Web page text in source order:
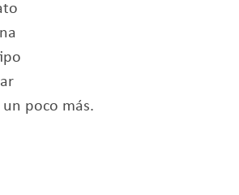
poco más.